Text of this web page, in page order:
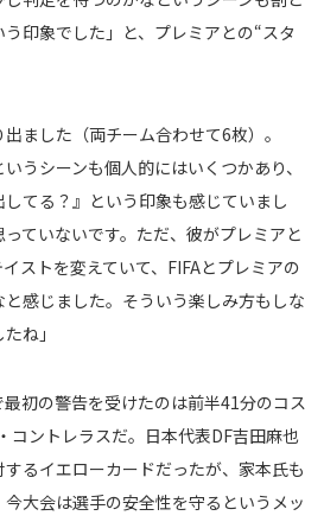
印象でした」と、プレミアとの“スタ
ました（両チーム合わせて6枚）。
うシーンも個人的にはいくつかあり、
してる？』という印象も感じていまし
ていないです。ただ、彼がプレミアと
ストを変えていて、FIFAとプレミアの
感じました。そういう楽しみ方もしな
ね」
初の警告を受けたのは前半41分のコス
コントレラスだ。日本代表DF吉田麻也
るイエローカードだったが、家本氏も
今大会は選手の安全性を守るというメッ